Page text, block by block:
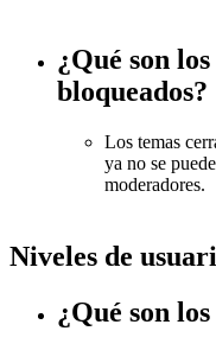
¿Qué son
bloqueados?
Los temas
ya no se
moderadores.
Niveles de
¿Qué son